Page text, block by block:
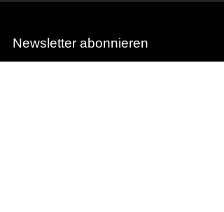
Newsletter abonnieren